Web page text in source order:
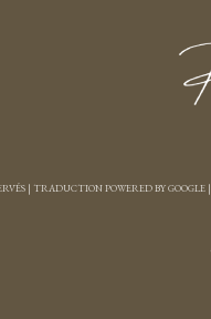
| TRADUCTION POWERED BY GOOGLE |